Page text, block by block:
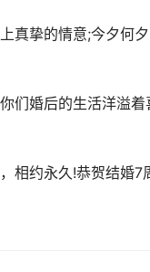
真挚的情意;今夕何
们婚后的生活洋溢
相约永久!恭贺结婚7